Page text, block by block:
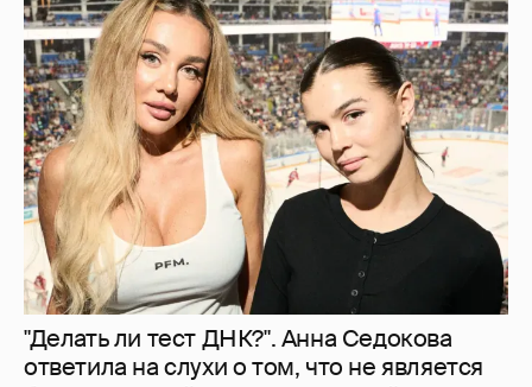
"Делать ли тест ДНК?". Анна Седокова
ответила на слухи о том, что не является